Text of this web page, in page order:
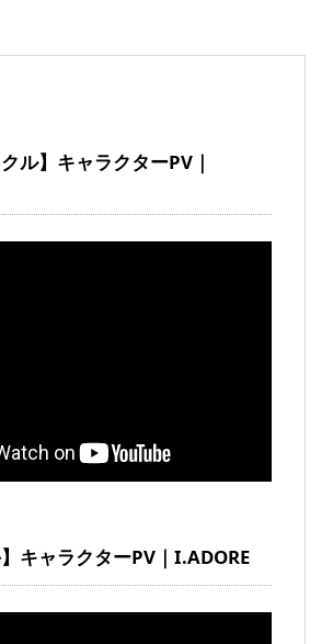
クル】キャラクターPV｜
】キャラクターPV｜I.ADORE